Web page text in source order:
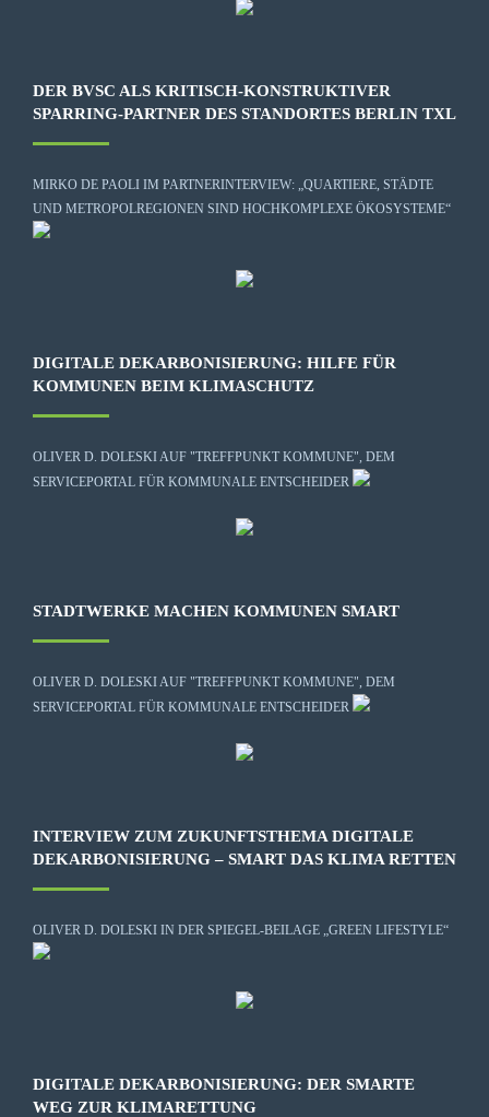
DER BVSC ALS KRITISCH-KONSTRUKTIVER
SPARRING-PARTNER DES STANDORTES BERLIN TXL
MIRKO DE PAOLI IM PARTNERINTERVIEW: „QUARTIERE, STÄDTE
UND METROPOLREGIONEN SIND HOCHKOMPLEXE ÖKOSYSTEME“
DIGITALE DEKARBONISIERUNG: HILFE FÜR
KOMMUNEN BEIM KLIMASCHUTZ
OLIVER D. DOLESKI AUF "TREFFPUNKT KOMMUNE", DEM
SERVICEPORTAL FÜR KOMMUNALE ENTSCHEIDER
STADTWERKE MACHEN KOMMUNEN SMART
OLIVER D. DOLESKI AUF "TREFFPUNKT KOMMUNE", DEM
SERVICEPORTAL FÜR KOMMUNALE ENTSCHEIDER
INTERVIEW ZUM ZUKUNFTSTHEMA DIGITALE
DEKARBONISIERUNG – SMART DAS KLIMA RETTEN
OLIVER D. DOLESKI IN DER SPIEGEL-BEILAGE „GREEN LIFESTYLE“
DIGITALE DEKARBONISIERUNG: DER SMARTE
WEG ZUR KLIMARETTUNG